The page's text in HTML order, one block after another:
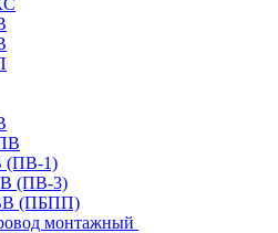
(ПВ-1)
(ПВ-3)
(ПБПП)
монтажный